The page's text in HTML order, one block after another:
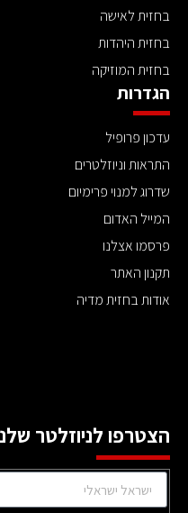
בחזית לאישה
בחזית היהדות
בחזית המוזיקה
הגדרות
עדכון פרופיל
התראות וניוזלטרים
שדרוג למנוי פרימיום
המייל האדום
פרסמו אצלנו
תקנון האתר
אודות בחזית מדיה
הצטרפו לניוזלטר